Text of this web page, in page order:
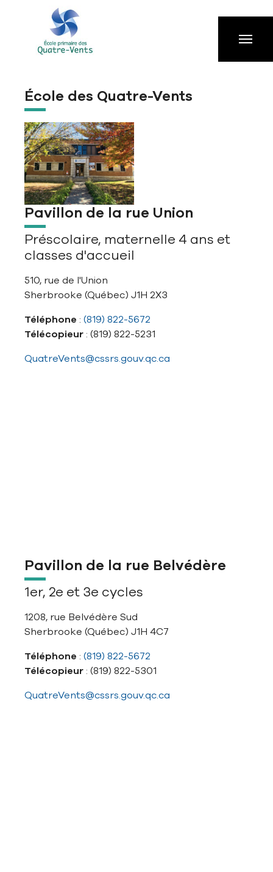
Aller à la navigation principale
Aller au contenu principal
Passer au pied de page
École des Quatre-Vents
Show larger version for:
Pavillon de la rue Union
Préscolaire, maternelle 4 ans et
classes d'accueil
510, rue de l'Union
Sherbrooke (Québec) J1H 2X3
Téléphone : (819) 822-5672
Télécopieur : (819) 822-5231
QuatreVents@cssrs.gouv.qc.ca
Pavillon de la rue Belvédère
1er, 2e et 3e cycles
1208, rue Belvédère Sud
Sherbrooke (Québec) J1H 4C7
Téléphone : (819) 822-5672
Télécopieur : (819) 822-5301
QuatreVents@cssrs.gouv.qc.ca